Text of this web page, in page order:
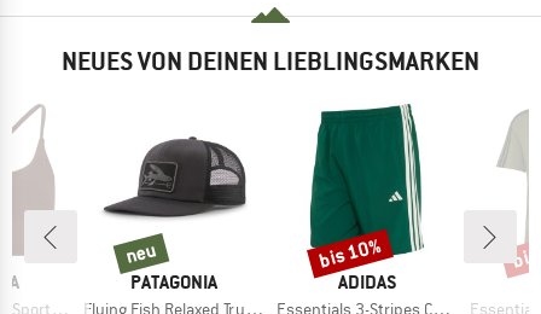
NEUES VON DEINEN LIEBLINGSMARKEN
Bra
MARKE
PATAGONIA
Artikel
Flying Fish Relaxed Trucker Hat
neu
neu
MARKE
ADIDAS
Artikel
Essentials 3-Stripes Chelsea Lite Woven Shorts
Rabatt
bis 10%
Artikel
Essentials Single